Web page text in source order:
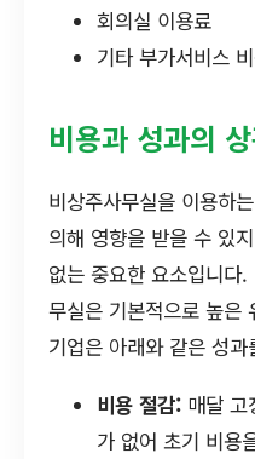
회의실 이용료
기타 부가서비스
비용과 성과의
비상주사무실을 이용하
의해 영향을 받을 수 있
없는 중요한 요소입니다
무실은 기본적으로 높은
기업은 아래와 같은 성
비용 절감: 매달 고
가 없어 초기 비용